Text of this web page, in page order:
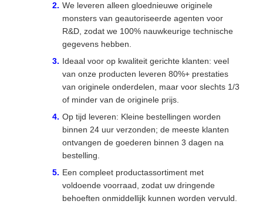
We leveren alleen gloednieuwe originele
monsters van geautoriseerde agenten voor
R&D, zodat we 100% nauwkeurige technische
gegevens hebben.
Ideaal voor op kwaliteit gerichte klanten: veel
van onze producten leveren 80%+ prestaties
van originele onderdelen, maar voor slechts 1/3
of minder van de originele prijs.
Op tijd leveren: Kleine bestellingen worden
binnen 24 uur verzonden; de meeste klanten
ontvangen de goederen binnen 3 dagen na
bestelling.
Een compleet productassortiment met
voldoende voorraad, zodat uw dringende
behoeften onmiddellijk kunnen worden vervuld.